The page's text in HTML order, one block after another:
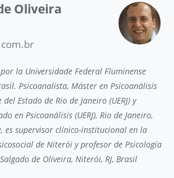
Oliveira
la Universidade Federal Fluminense
Psicoanalista, Máster en Psicoanálisis
Estado de Rio de Janeiro (UERJ) y
en Psicoanálisis (UERJ), Rio de Janeiro,
es supervisor clínico-institucional en la
de Niterói y profesor de Psicología
de Oliveira, Niterói, RJ, Brasil